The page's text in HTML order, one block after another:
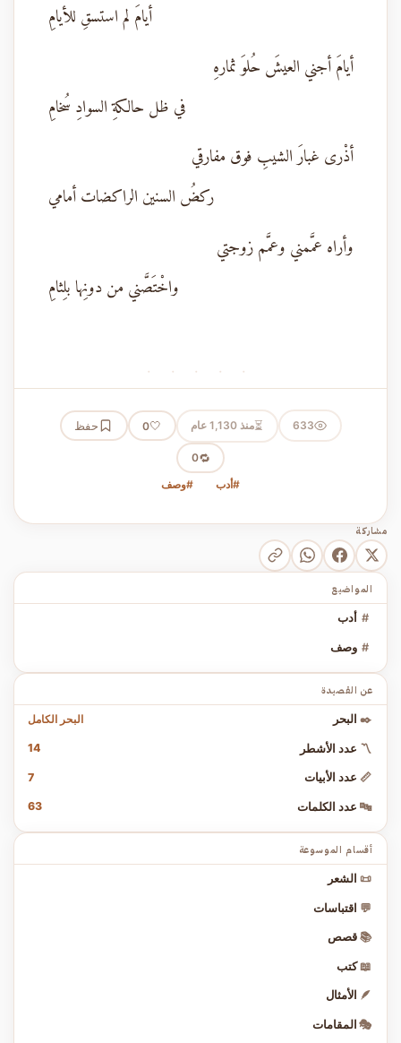
أيامَ لم استسقِ للأيامِ
أيامَ أجني العيشَ حُلوَ ثمارهِ
في ظل حالكةِ السوادِ سُخامِ
أذْرى غبارَ الشيبِ فوق مفارقي
ركضُ السنين الراكضات أمامي
وأراه عمَّمني وعمَّم زوجتي
واخْتَصَّني من دونِها بلِثامِ
· · · · ·
633
⏳منذ 1,130 عام 🤍
0 حفظ
🔁
0
#أدب
#وصف
مشاركة
المواضيع
# أدب
# وصف
عن القصيدة
✒️ البحر البحر الكامل
〽️ عدد الأشطر 14
📏 عدد الأبيات 7
🔤 عدد الكلمات 63
أقسام الموسوعة
📜 الشعر
💬 اقتباسات
📚 قصص
📖 كتب
🪶 الأمثال
🎭 المقامات